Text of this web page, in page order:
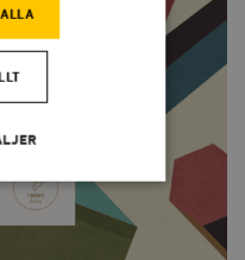
ALLA
Analys